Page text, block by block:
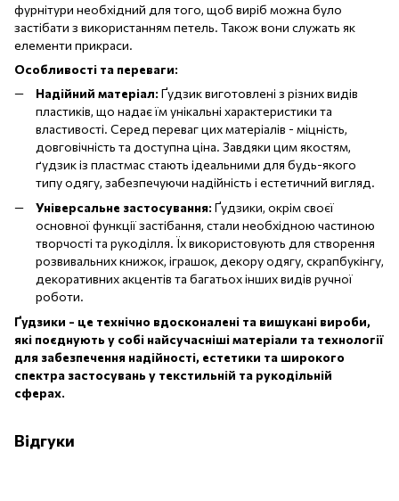
фурнітури необхідний для того, щоб виріб можна було
застібати з використанням петель. Також вони служать як
елементи прикраси.
Особливості та переваги:
Надійний матеріал: Ґудзик виготовлені з різних видів
пластиків, що надає їм унікальні характеристики та
властивості. Серед переваг цих матеріалів - міцність,
довговічність та доступна ціна. Завдяки цим якостям,
ґудзик із пластмас стають ідеальними для будь-якого
типу одягу, забезпечуючи надійність і естетичний вигляд.
Універсальне застосування: Ґудзики, окрім своєї
основної функції застібання, стали необхідною частиною
творчості та рукоділля. Їх використовують для створення
розвивальних книжок, іграшок, декору одягу, скрапбукінгу,
декоративних акцентів та багатьох інших видів ручної
роботи.
Ґудзики - це технічно вдосконалені та вишукані вироби,
які поєднують у собі найсучасніші матеріали та технології
для забезпечення надійності, естетики та широкого
спектра застосувань у текстильній та рукодільній
сферах.
Відгуки